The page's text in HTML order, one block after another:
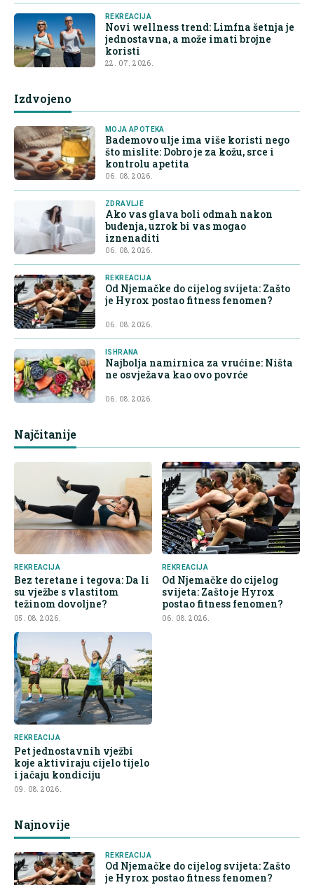
REKREACIJA
Novi wellness trend: Limfna šetnja je
jednostavna, a može imati brojne
koristi
22. 07. 2026.
Izdvojeno
MOJA APOTEKA
Bademovo ulje ima više koristi nego
što mislite: Dobro je za kožu, srce i
kontrolu apetita
06. 08. 2026.
ZDRAVLJE
Ako vas glava boli odmah nakon
buđenja, uzrok bi vas mogao
iznenaditi
06. 08. 2026.
REKREACIJA
Od Njemačke do cijelog svijeta: Zašto
je Hyrox postao fitness fenomen?
06. 08. 2026.
ISHRANA
Najbolja namirnica za vrućine: Ništa
ne osvježava kao ovo povrće
06. 08. 2026.
Najčitanije
REKREACIJA
Bez teretane i tegova: Da li
su vježbe s vlastitom
težinom dovoljne?
05. 08. 2026.
REKREACIJA
Od Njemačke do cijelog
svijeta: Zašto je Hyrox
postao fitness fenomen?
06. 08. 2026.
REKREACIJA
Pet jednostavnih vježbi
koje aktiviraju cijelo tijelo
i jačaju kondiciju
09. 08. 2026.
Najnovije
REKREACIJA
Od Njemačke do cijelog svijeta: Zašto
je Hyrox postao fitness fenomen?